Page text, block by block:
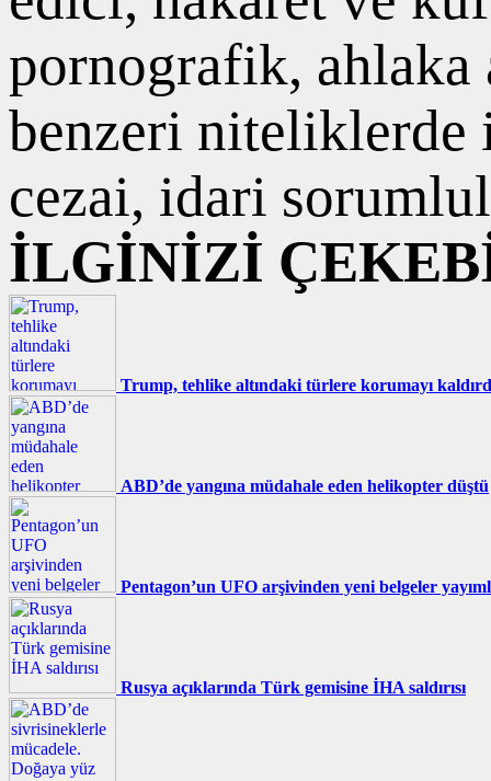
pornografik, ahlaka
benzeri niteliklerde
cezai, idari
İLGİNİZİ
Trump, tehlike altındaki türlere korumayı
ABD’de yangına müdahale eden helikopter düştü
Pentagon’un UFO arşivinden yeni belgeler
Rusya açıklarında Türk gemisine İHA saldırısı